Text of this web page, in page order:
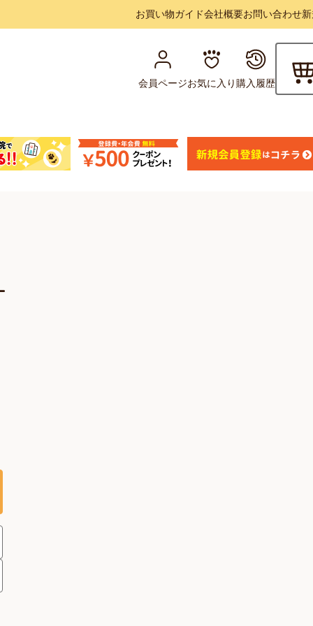
お買い物ガイド会社概要お問い合わせ
会員ページお気に入り購入履歴